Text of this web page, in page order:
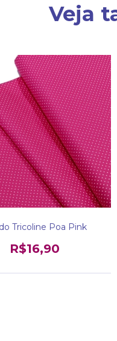
Veja
Tricoline Poa Pink
R$16,90